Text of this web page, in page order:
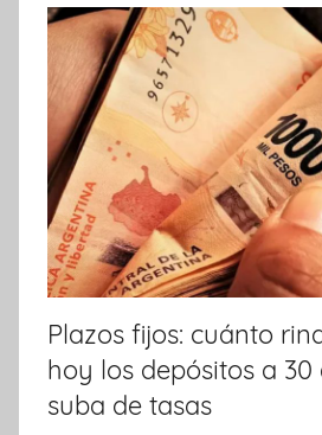
Plazos fijos: cuánto
hoy los depósitos a 30
suba de tasas